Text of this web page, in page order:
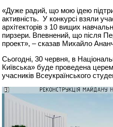
«Дуже радий, що мою ідею
активність. У конкурсі взяли
архітекторів з 10 вищих
пирзери. Впевнений, що після
проект», – сказав Михайло
Сьогодні, 30 червня, в
Київська» буде проведена
учасників Всеукраїнського